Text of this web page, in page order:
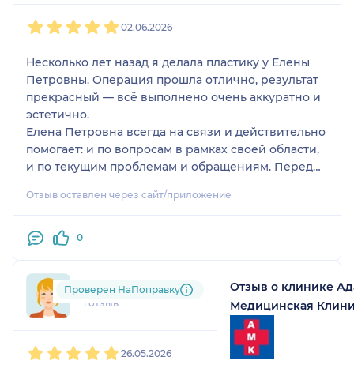
02.06.2026
Несколько лет назад я делала пластику у Елены
Петровны. Операция прошла отлично, результат
прекрасный — всё выполнено очень аккуратно и
эстетично.
Елена Петровна всегда на связи и действительно
помогает: и по вопросам в рамках своей области,
и по текущим проблемам и обращениям. Перед
рассказывает, что будет происходить во время
послеоперационный период.
Отдельное спасибо за внимательность,
профессионализм и высокий уровень эстетики —
я очень довольна!
Отзыв оставлен через сайт/приложение
0
Яна
1 отзыв
Проверен НаПоправку
26.05.2026
Отзыв о клинике
Медицинская